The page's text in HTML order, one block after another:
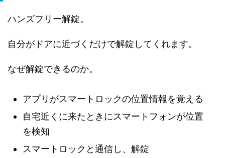
ハンズフリー解錠。
自分がドアに近づくだけで解錠してくれます。
なぜ解錠できるのか。
アプリがスマートロックの位置情報を覚える
自宅近くに来たときにスマートフォンが位置
を検知
スマートロックと通信し、解錠